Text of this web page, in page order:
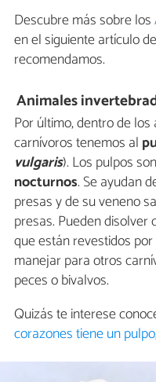
Descubre más sobre los
en el siguiente artículo
recomendamos.
Animales
Por último, dentro de
carnívoros tenemos al
vulgaris). Los pulpos son
nocturnos. Se ayudan
presas y de su veneno
presas. Pueden disolver
que están revestidos
manejar para otros
peces o bivalvos.
Quizás te interese
corazones tiene un pulpo